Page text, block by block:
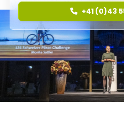
+41 (0)43